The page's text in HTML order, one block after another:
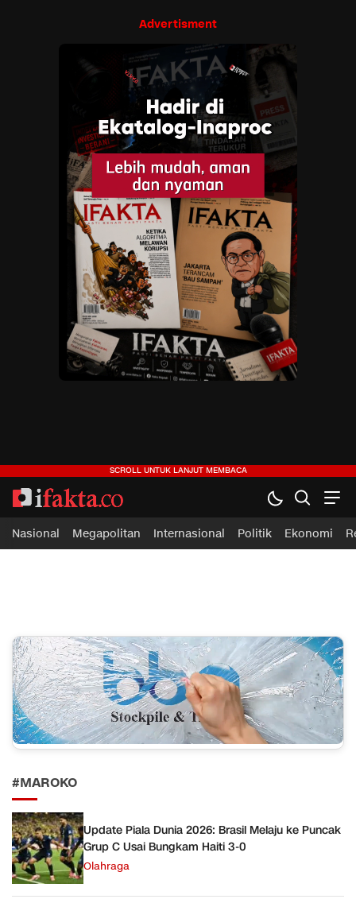
Advertisment
ifakta.co
#pastibenar
Nasional Megapolitan Internasional Politik Ekonomi
#MAROKO
Update Piala Dunia 2026: Brasil Melaju ke Puncak
Grup C Usai Bungkam Haiti 3-0
Olahraga